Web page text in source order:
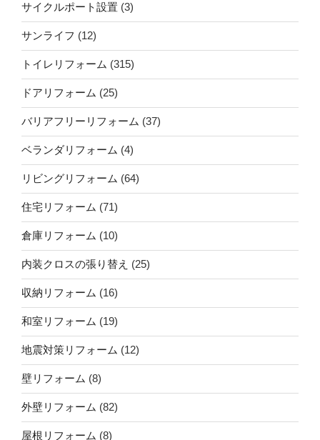
サイクルポート設置 (3)
サンライフ (12)
トイレリフォーム (315)
ドアリフォーム (25)
バリアフリーリフォーム (37)
ベランダリフォーム (4)
リビングリフォーム (64)
住宅リフォーム (71)
倉庫リフォーム (10)
内装クロスの張り替え (25)
収納リフォーム (16)
和室リフォーム (19)
地震対策リフォーム (12)
壁リフォーム (8)
外壁リフォーム (82)
屋根リフォーム (8)